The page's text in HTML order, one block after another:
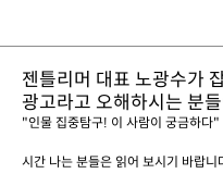
젠틀리머 대표 노광수가
광고라고 오해하시는 분
"인물 집중탐구! 이 사람이 궁금하다"
시간 나는 분들은 읽어 보시기 바랍니